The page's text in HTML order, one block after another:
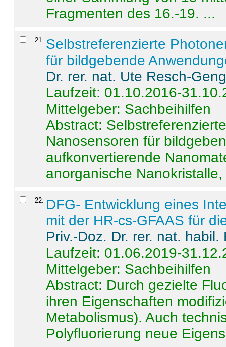
Fragmenten des 16.-19. ...
21
Selbstreferenzierte
für bildgebende
Dr. rer. nat. Ute Resch-
Laufzeit: 01.10.2016-
Mittelgeber: Sachbeihilfen
Abstract:
Nanosensoren für
aufkonvertierende
anorganische
22
DFG- Entwicklung eines
mit der HR-cs-GFAAS für
Priv.-Doz. Dr. rer. nat.
Laufzeit: 01.06.2019-
Mittelgeber: Sachbeihilfen
Abstract: Durch gezielte
ihren Eigenschaften
Metabolismus). Auch
Polyfluorierung neue